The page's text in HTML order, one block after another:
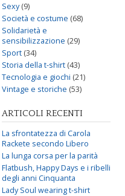
Sexy(9)
Società e costume (68)
Solidarietà e
sensibilizzazione (29)
Sport (34)
Storia della t-shirt (43)
Tecnologia e giochi (21)
Vintage e storiche (53)
ARTICOLI RECENTI
La sfrontatezza di Carola
Rackete secondo Libero
La lunga corsa per la parità
Flatbush, Happy Days e i ribelli
degli anni Cinquanta
Lady Soul wearing t-shirt